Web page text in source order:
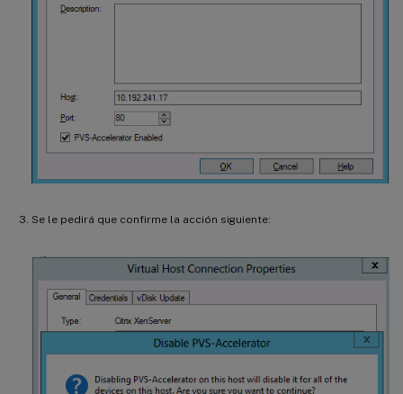
Se le pedirá que confirme la acción siguiente: